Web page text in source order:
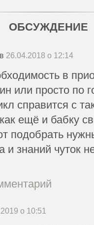
ОБСУЖДЕНИЕ
26.04.2018 о 12:14
в
или просто по
справится с
ещё и бабку
подобрать
знаний чуток
о 10:51